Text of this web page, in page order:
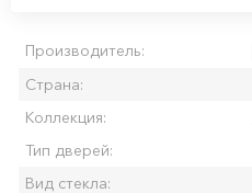
Производитель:
Страна:
Коллекция:
Тип дверей:
Вид стекла: